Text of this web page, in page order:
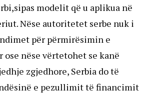
modelit që u aplikua në
Nëse autoritetet serbe nuk i
për përmirësimin e
ose nëse vërtetohet se kanë
zgjedhore, Serbia do të
e pezullimit të financimit